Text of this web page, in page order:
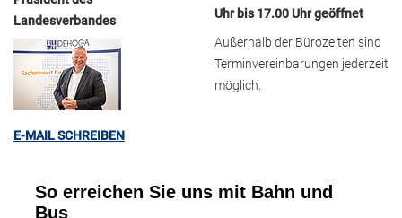
Landesverbandes
E-MAIL SCHREIBEN
Uhr bis 17.00 Uhr geöffnet
Außerhalb der Bürozeiten sind
Terminvereinbarungen jederzeit
möglich.